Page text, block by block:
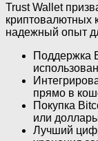
Trust Wallet
криптовалютных
надежный опыт
Поддержка
прямо в
Покупка
или
Лучший